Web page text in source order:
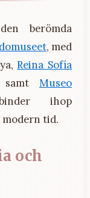
berömda
, med
Reina Sofía
samt Museo
ihop
tid.
och